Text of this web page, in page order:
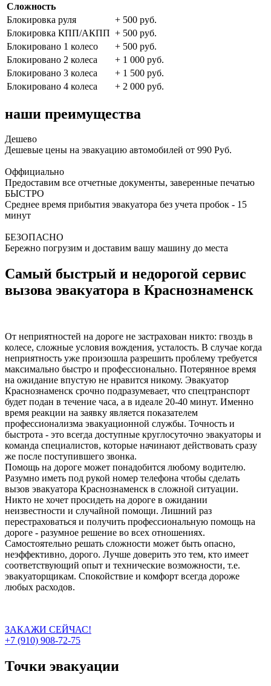
Сложность
Блокировка руля
+ 500 руб.
Блокировка КПП/АКПП + 500 руб.
Блокировано 1 колесо
+ 500 руб.
Блокировано 2 колеса
+ 1 000 руб.
Блокировано 3 колеса
+ 1 500 руб.
Блокировано 4 колеса
+ 2 000 руб.
наши преимущества
Дешево
Дешевые цены на эвакуацию автомобилей от 990 Руб.
Оффициально
Предоставим все отчетные документы, заверенные печатью
БЫСТРО
Среднее время прибытия эвакуатора без учета пробок - 15
минут
БЕЗОПАСНО
Бережно погрузим и доставим вашу машину до места
Самый быстрый и недорогой сервис
вызова эвакуатора в Краснознаменск
От неприятностей на дороге не застрахован никто: гвоздь в
колесе, сложные условия вождения, усталость. В случае когда
неприятность уже произошла разрешить проблему требуется
максимально быстро и профессионально. Потерянное время
на ожидание впустую не нравится никому. Эвакуатор
Краснознаменск срочно подразумевает, что спецтранспорт
будет подан в течение часа, а в идеале 20-40 минут. Именно
время реакции на заявку является показателем
профессионализма эвакуационной службы. Точность и
быстрота - это всегда доступные круглосуточно эвакуаторы и
команда специалистов, которые начинают действовать сразу
же после поступившего звонка.
Помощь на дороге может понадобится любому водителю.
Разумно иметь под рукой номер телефона чтобы сделать
вызов эвакуатора Краснознаменск в сложной ситуации.
Никто не хочет просидеть на дороге в ожидании
неизвестности и случайной помощи. Лишний раз
перестраховаться и получить профессиональную помощь на
дороге - разумное решение во всех отношениях.
Самостоятельно решать сложности может быть опасно,
неэффективно, дорого. Лучше доверить это тем, кто имеет
соответствующий опыт и технические возможности, т.е.
эвакуаторщикам. Спокойствие и комфорт всегда дороже
любых расходов.
ЗАКАЖИ СЕЙЧАС!
+7 (910) 908-72-75
Точки эвакуации